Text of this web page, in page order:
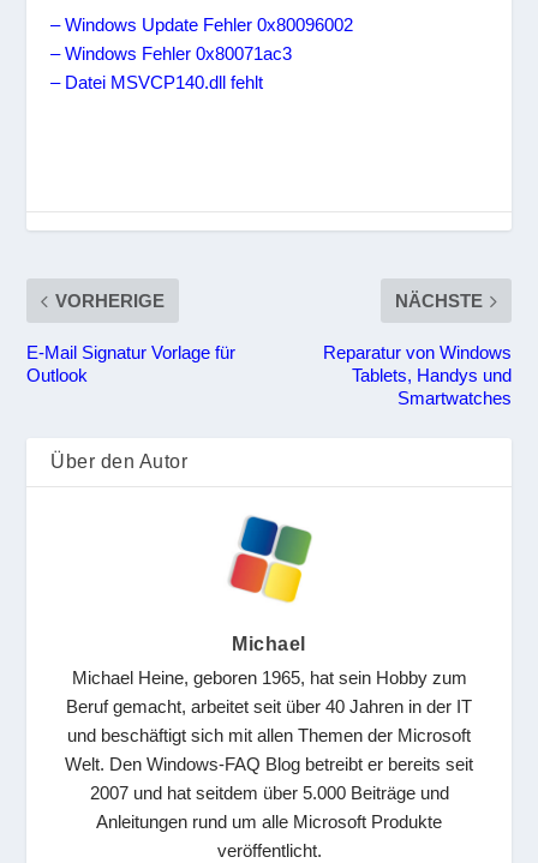
– Windows Update Fehler 0x80096002
– Windows Fehler 0x80071ac3
– Datei MSVCP140.dll fehlt
VORHERIGE
E-Mail Signatur Vorlage für
Outlook
NÄCHSTE
Reparatur von Windows
Tablets, Handys und
Smartwatches
Über den Autor
Michael
Michael Heine, geboren 1965, hat sein Hobby zum
Beruf gemacht, arbeitet seit über 40 Jahren in der IT
und beschäftigt sich mit allen Themen der Microsoft
Welt. Den Windows-FAQ Blog betreibt er bereits seit
2007 und hat seitdem über 5.000 Beiträge und
Anleitungen rund um alle Microsoft Produkte
veröffentlicht.